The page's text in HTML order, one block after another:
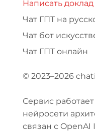
Написать доклад
Чат ГПТ на
Чат бот
Чат ГПТ онлайн
© 2023–2026
Сервис
нейросети
связан с OpenAI